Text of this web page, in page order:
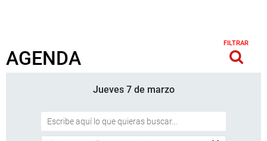
AGENDA
FILTRAR
Jueves 7 de marzo